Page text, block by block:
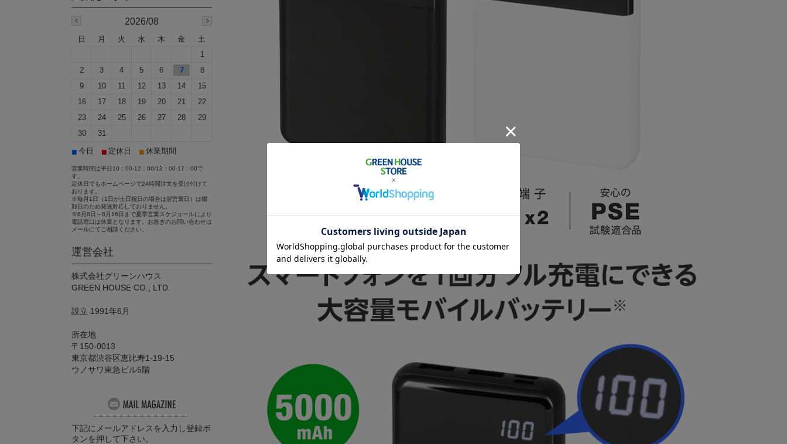
2026/08
日 月 火 水 木 金
土
1
2
3 4 5 6 7
8
9
10 11 12 13 14
15
16
17 18 19 20 21
22
23
24 25 26 27 28
29
30
31
■ 今日 ■ 定休日 ■ 休業期間
営業時間は平日10：00-12：00/13：00-17：00で
す。
定休日でもホームページで24時間注文を受け付けて
おります。
※毎月1日（1日が土日祝日の場合は翌営業日）は棚
卸日のため発送対応しておりません。
※8月8日～8月16日まで夏季営業スケジュールにより
電話窓口は休業となります。お急ぎのお問い合わせは
メールにてご相談ください。
運営会社
株式会社グリーンハウス
GREEN HOUSE CO., LTD.
設立 1991年6月
所在地
〒150-0013
東京都渋谷区恵比寿1-19-15
ウノサワ東急ビル5階
下記にメールアドレスを入力し登録ボ
タンを押して下さい。